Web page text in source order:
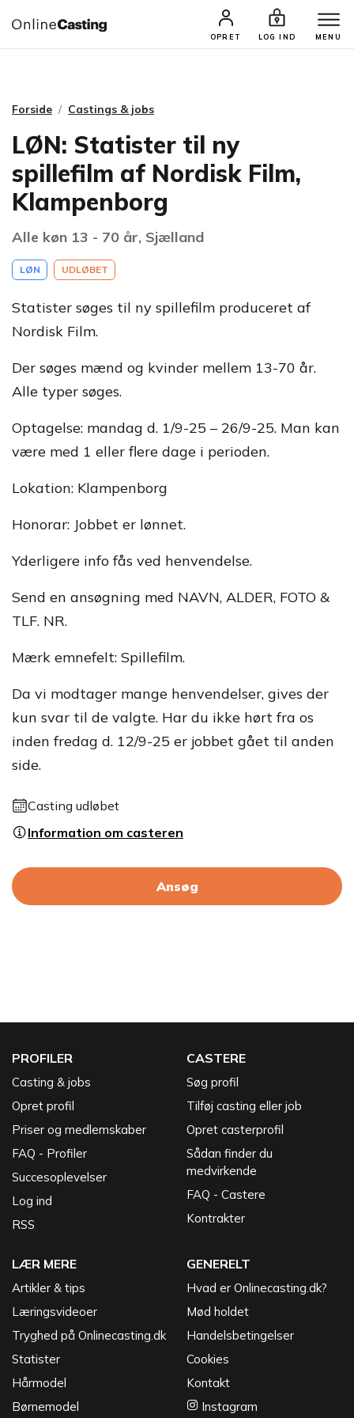
OPRET LOG IND MENU
CASTINGS & JOBS SØG PROFIL
Forside Castings & jobs
LØN: Statister til ny
spillefilm af Nordisk Film,
Klampenborg
Alle køn 13 - 70 år, Sjælland
LØN UDLØBET
Statister søges til ny spillefilm produceret af
Nordisk Film.
Der søges mænd og kvinder mellem 13-70 år.
Alle typer søges.
Optagelse: mandag d. 1/9-25 – 26/9-25. Man kan
være med 1 eller flere dage i perioden.
Lokation: Klampenborg
Honorar: Jobbet er lønnet.
Yderligere info fås ved henvendelse.
Send en ansøgning med NAVN, ALDER, FOTO &
TLF. NR.
Mærk emnefelt: Spillefilm.
Da vi modtager mange henvendelser, gives der
kun svar til de valgte. Har du ikke hørt fra os
inden fredag d. 12/9-25 er jobbet gået til anden
side.
Casting udløbet
Information om casteren
Ansøg
PROFILER
Casting & jobs
Opret profil
Priser og medlemskaber
FAQ - Profiler
Succesoplevelser
Log ind
RSS
CASTERE
Søg profil
Tilføj casting eller job
Opret casterprofil
Sådan finder du
medvirkende
FAQ - Castere
Kontrakter
LÆR MERE
Artikler & tips
Læringsvideoer
Tryghed på Onlinecasting.dk
Statister
Hårmodel
Børnemodel
GENERELT
Hvad er Onlinecasting.dk?
Mød holdet
Handelsbetingelser
Cookies
Kontakt
Instagram